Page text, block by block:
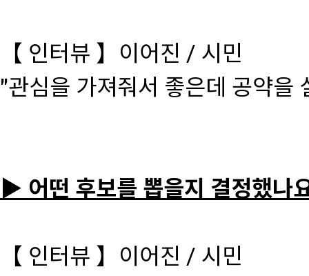
【 인터뷰 】이어진 / 시민
"관심을 가져줘서 좋은데 공약을
▶ 어떤 후보를 뽑을지 결정했나
【 인터뷰 】이어진 / 시민